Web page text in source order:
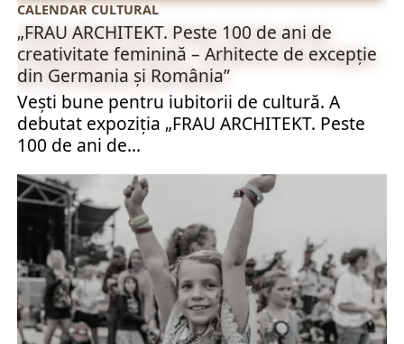
CALENDAR CULTURAL
„FRAU ARCHITEKT. Peste 100 de ani de
creativitate feminină – Arhitecte de excepţie
din Germania şi România”
Vești bune pentru iubitorii de cultură. A
debutat expoziţia „FRAU ARCHITEKT. Peste
100 de ani de...